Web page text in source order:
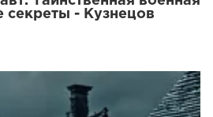
секреты - Кузнецов